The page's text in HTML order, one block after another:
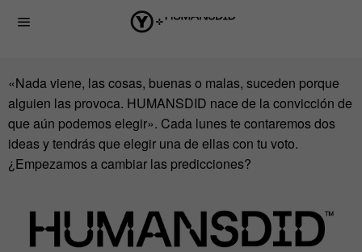
«Nada viene, las cosas, buenas o malas, suceden porque
alguien las provoca. HUMANSDID nace de la convicción de
que aún podemos elegir». Cada lunes te contaremos dos
ideas y tendrás que elegir una de ellas con tu voto.
¿Empezamos a cambiar las predicciones?